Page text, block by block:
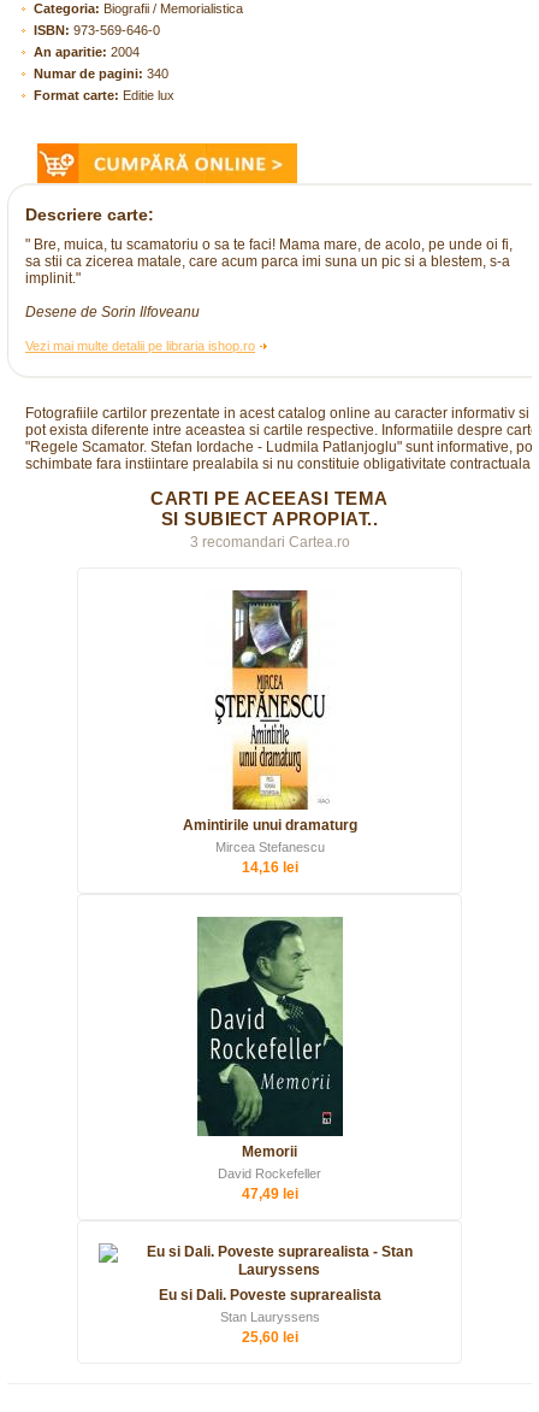
Categoria: Biografii / Memorialistica
ISBN: 973-569-646-0
An aparitie: 2004
Numar de pagini: 340
Format carte: Editie lux
Descriere carte:
" Bre, muica, tu scamatoriu o sa te faci! Mama mare, de acolo, pe unde oi fi,
sa stii ca zicerea matale, care acum parca imi suna un pic si a blestem, s-a
implinit."
Desene de Sorin Ilfoveanu
Vezi mai multe detalii pe libraria ishop.ro
Fotografiile cartilor prezentate in acest catalog online au caracter informativ si
pot exista diferente intre aceastea si cartile respective. Informatiile despre
"Regele Scamator. Stefan Iordache - Ludmila Patlanjoglu" sunt informative, pot
schimbate fara instiintare prealabila si nu constituie obligativitate contractuala.
CARTI PE ACEEASI TEMA
SI SUBIECT APROPIAT..
3 recomandari Cartea.ro
Amintirile unui dramaturg
Mircea Stefanescu
14,16 lei
Memorii
David Rockefeller
47,49 lei
Eu si Dali. Poveste suprarealista
Stan Lauryssens
25,60 lei